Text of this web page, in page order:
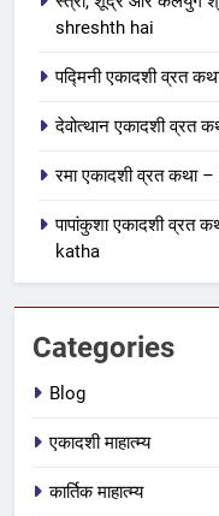
shreshth hai
पद्मिनी एकादशी व्रत
देवोत्थान एकादशी
रमा एकादशी व्रत कथा
पापांकुशा एकादशी
katha
Categories
Blog
एकादशी माहात्म्य
कार्तिक माहात्म्य
7
8
1